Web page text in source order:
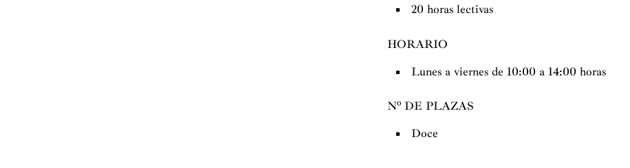
20 horas lectivas
HORARIO
Lunes a viernes de 10:00 a 14:00 horas
Nº DE PLAZAS
Doce